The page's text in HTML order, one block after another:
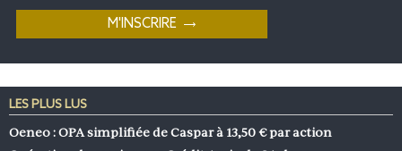
LES PLUS LUS
Oeneo : OPA simplifiée de Caspar à 13,50 € par action